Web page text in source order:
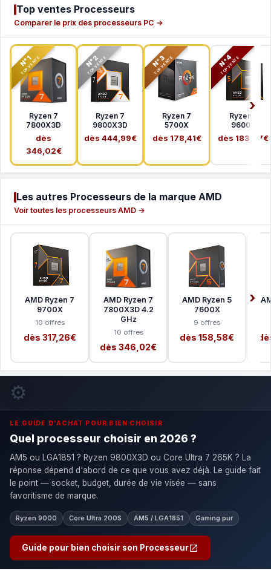
Top ventes Processeurs
Comparer le prix des processeurs PC →
N°1
TOP VENTE
Ryzen 7
7800X3D
dès
346,02€
N°2
TOP VENTE
Ryzen 7
9800X3D
dès 444,99€
N°3
TOP VENTE
Ryzen 7
5700X
dès 178,41€
N°4
TOP VENTE
Ryzen 5
9600X
dès 183,37€
Les autres Processeurs de la marque AMD
Voir toutes les processeurs AMD →
AMD Ryzen 7
9700X
10 offres
dès 317,26€
AMD Ryzen 7
7800X3D 4.2
GHz
10 offres
dès 346,02€
AMD Ryzen 5
7600X
9 offres
dès 158,58€
⚙️
LE GUIDE D'ACHAT POUR BIEN CHOISIR
Quel processeur choisir en 2026 ?
AM5 ou LGA1851 ? Ryzen 9800X3D ou Core Ultra 7 265K ? La
réponse dépend d'abord de ce que vous avez déjà. Le guide fait
le point — socket, budget, durée de vie visée — sans
favoritisme de marque.
Ryzen 9000 Core Ultra 200S AM5 / LGA1851 Gaming pur
Guide pour bien choisir son Processeur